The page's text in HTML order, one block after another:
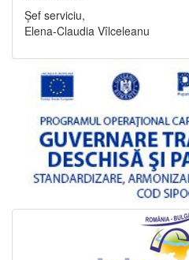
Șef serviciu,
Elena-Claudia Vîlceleanu